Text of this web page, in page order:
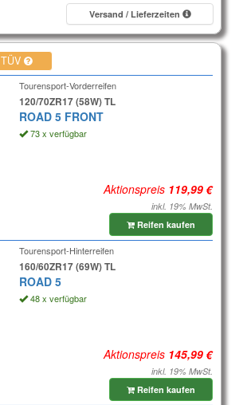
Versand / Lieferzeiten
TÜV
Tourensport-Vorderreifen
120/70ZR17 (58W) TL
ROAD 5 FRONT
73 x verfügbar
Aktionspreis
inkl. 19% MwSt.
Reifen kaufen
Tourensport-Hinterreifen
160/60ZR17 (69W) TL
ROAD 5
48 x verfügbar
Aktionspreis
inkl. 19% MwSt.
Reifen kaufen